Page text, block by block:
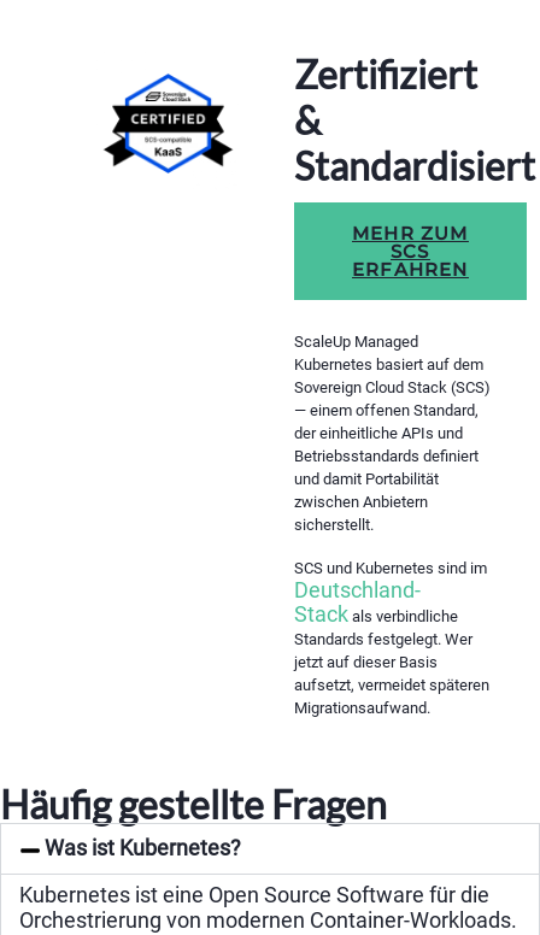
Zertifiziert
&
Standardisiert
MEHR ZUM
SCS
ERFAHREN
ScaleUp Managed
Kubernetes basiert auf dem
Sovereign Cloud Stack (SCS)
— einem offenen Standard,
der einheitliche APIs und
Betriebsstandards definiert
und damit Portabilität
zwischen Anbietern
sicherstellt.
SCS und Kubernetes sind im
Deutschland-
Stack als verbindliche
Standards festgelegt. Wer
jetzt auf dieser Basis
aufsetzt, vermeidet späteren
Migrationsaufwand.
Häufig gestellte Fragen
Was ist Kubernetes?
Kubernetes ist eine Open Source Software für die
Orchestrierung von modernen Container-Workloads.